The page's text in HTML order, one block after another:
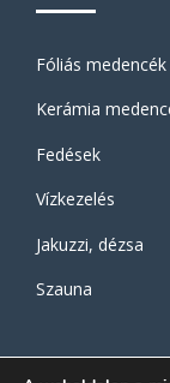
Fóliás medencék
Kerámia
Fedések
Vízkezelés
Jakuzzi, dézsa
Szauna
KAPCSOLAT